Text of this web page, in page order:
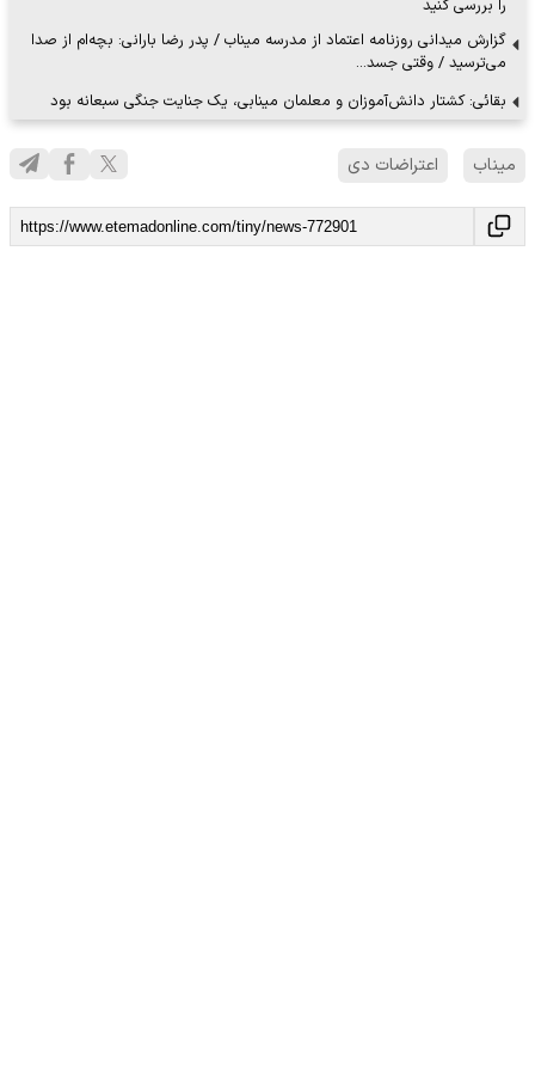
را بررسی کنید
گزارش میدانی روزنامه اعتماد از مدرسه میناب / پدر رضا بارانی: بچه‌ام از صدا
می‌ترسید / وقتی جسد…
بقائی: کشتار دانش‌آموزان و معلمان مینابی، یک جنایت جنگی سبعانه بود
میناب اعتراضات دی